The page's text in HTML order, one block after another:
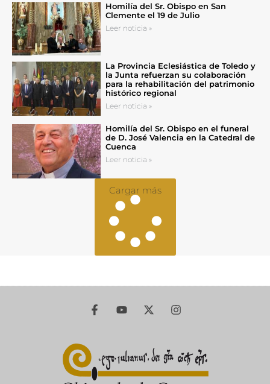
Homilía del Sr. Obispo en San
Clemente el 19 de Julio
Leer noticia »
La Provincia Eclesiástica de Toledo y
la Junta refuerzan su colaboración
para la rehabilitación del patrimonio
histórico regional
Leer noticia »
Homilía del Sr. Obispo en el funeral
de D. José Valencia en la Catedral de
Cuenca
Leer noticia »
Cargar más